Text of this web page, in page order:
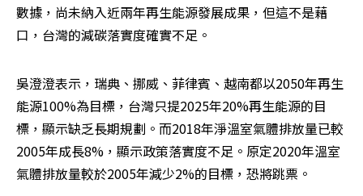
數據，尚未納入近兩年再生能源發展成果，但這不是藉
口，台灣的減碳落實度確實不足。
吳澄澄表示，瑞典、挪威、菲律賓、越南都以2050年再生
能源100%為目標，台灣只提2025年20%再生能源的目
標，顯示缺乏長期規劃。而2018年淨溫室氣體排放量已較
2005年成長8%，顯示政策落實度不足。原定2020年溫室
氣體排放量較於2005年減少2%的目標，恐將跳票。